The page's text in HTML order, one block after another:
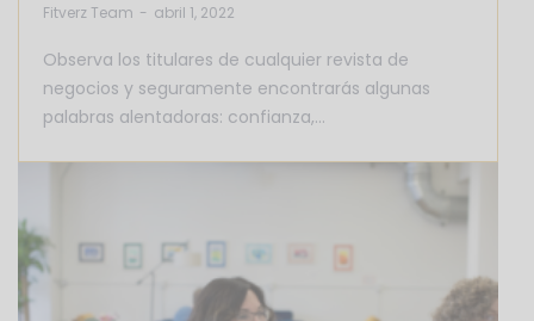
by
Fitverz Team abril 1, 2022
Observa los titulares de cualquier revista de
negocios y seguramente encontrarás algunas
palabras alentadoras: confianza,…